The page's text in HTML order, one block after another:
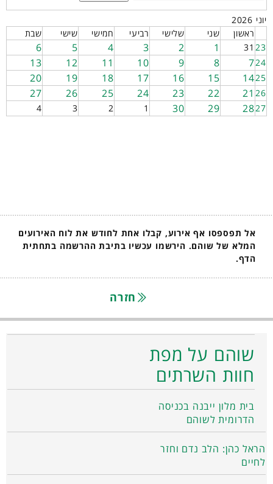
יוני 2026
ראשון
שני שלישי רביעי חמישי שישי
שבת
23
31
1
2
3
4
5
6
24
7
8
9
10
11
12
13
25
14
15
16
17
18
19
20
26
21
22
23
24
25
26
27
27
28
29
30
1
2
3
4
אל תפספסו אף אירוע, קבלו אחת לחודש את לוח האירועים
המלא של שוהם. הירשמו עכשיו בתיבת ההרשמה בתחתית
הדף.
חזרה
שוהם על מפת
חוות השרתים
בית מלון ייבנה בכניסה
הדרומית לשוהם
הראל כהן: הלב נדם וחזר
לחיים